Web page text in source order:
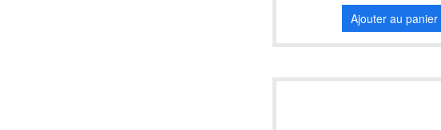
Ajouter au panier